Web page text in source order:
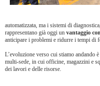
automatizzata, ma i sistemi di
rappresentano già oggi un vantaggio
anticipare i problemi e ridurre i tempi di
L’evoluzione verso cui stiamo andando
multi-sede, in cui officine, magazzini e
dei lavori e delle risorse.